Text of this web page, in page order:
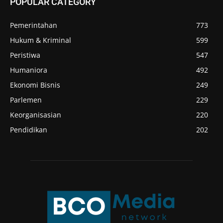
Pemerintahan
773
Hukum & Kriminal
599
Peristiwa
547
Humaniora
492
Ekonomi Bisnis
249
Parlemen
229
Keorganisasian
220
Pendidikan
202